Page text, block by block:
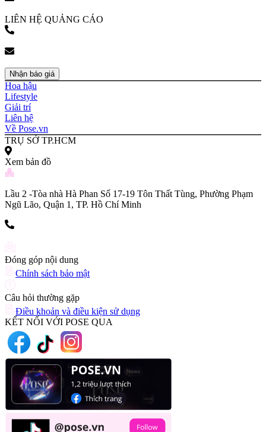
LIÊN HỆ QUẢNG CÁO
Nhận báo giá
Hoa hậu
Lifestyle
Giải trí
Liên hệ
Về Pose.vn
TRỤ SỞ TP.HCM
Xem bản đồ
Lầu 2 -Tòa nhà Hà Phan Số 17-19 Tôn Thất Tùng, Phường Phạm
Ngũ Lão, Quận 1, TP. Hồ Chí Minh
Đóng góp nội dung
Chính sách bảo mật
Câu hỏi thường gặp
Điều khoản và điều kiện sử dụng
KẾT NỐI VỚI POSE QUA